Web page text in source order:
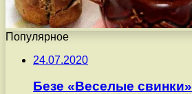
Популярное
24.07.2020
Безе «Веселые свинки»